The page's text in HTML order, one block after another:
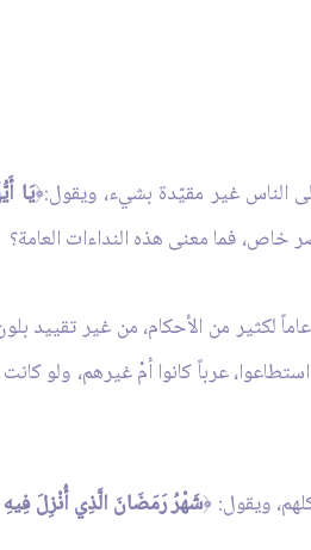
الناس غير مقيّدة بشيء، ويقول:﴿يَا
خاص، فما معنى هذه النداءات العامة؟
عاماً لكثير من الأحكام، من غير تقييد
إذا استطاعوا، عرباً كانوا أمْ غيرهم،
ويقول: ﴿شَهْرُ رَمَضَانَ الَّذِي أُنْزِلَ